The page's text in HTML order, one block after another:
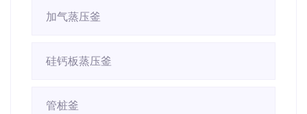
加气蒸压釜
硅钙板蒸压釜
管桩釜